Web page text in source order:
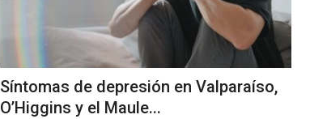
Síntomas de depresión en Valparaíso,
O’Higgins y el Maule...